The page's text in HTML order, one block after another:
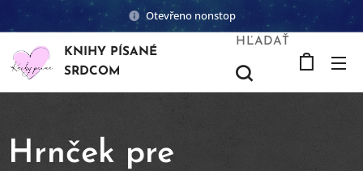
Otevřeno nonstop
KNIHY PÍSANÉ
SRDCOM
HĽADAŤ
Hrnček pre